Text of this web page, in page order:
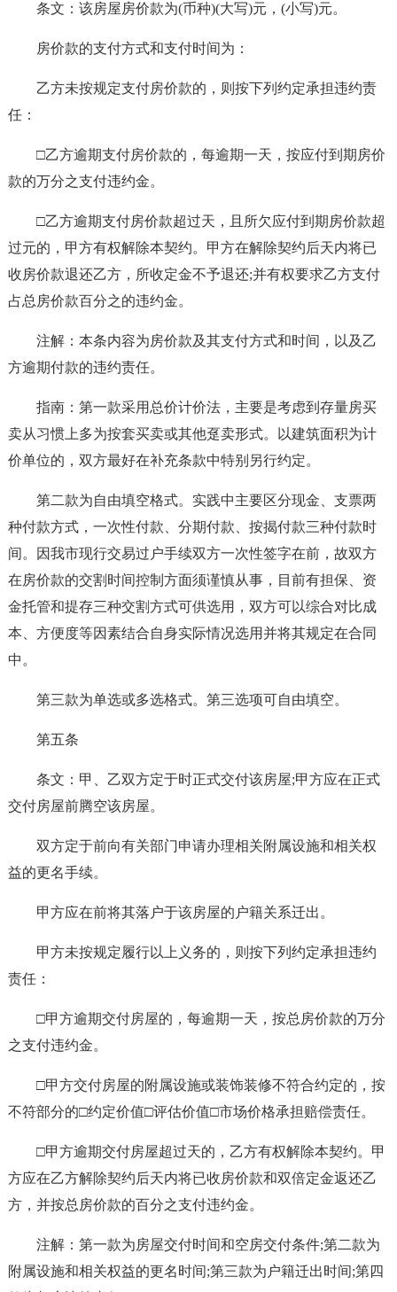
条文：该房屋房价款为(币种)(大写)元，(小写)元。
房价款的支付方式和支付时间为：
乙方未按规定支付房价款的，则按下列约定承担违约责
任：
□乙方逾期支付房价款的，每逾期一天，按应付到期房价
款的万分之支付违约金。
□乙方逾期支付房价款超过天，且所欠应付到期房价款超
过元的，甲方有权解除本契约。甲方在解除契约后天内将已
收房价款退还乙方，所收定金不予退还;并有权要求乙方支付
占总房价款百分之的违约金。
注解：本条内容为房价款及其支付方式和时间，以及乙
方逾期付款的违约责任。
指南：第一款采用总价计价法，主要是考虑到存量房买
卖从习惯上多为按套买卖或其他趸卖形式。以建筑面积为计
价单位的，双方最好在补充条款中特别另行约定。
第二款为自由填空格式。实践中主要区分现金、支票两
种付款方式，一次性付款、分期付款、按揭付款三种付款时
间。因我市现行交易过户手续双方一次性签字在前，故双方
在房价款的交割时间控制方面须谨慎从事，目前有担保、资
金托管和提存三种交割方式可供选用，双方可以综合对比成
本、方便度等因素结合自身实际情况选用并将其规定在合同
中。
第三款为单选或多选格式。第三选项可自由填空。
第五条
条文：甲、乙双方定于时正式交付该房屋;甲方应在正式
交付房屋前腾空该房屋。
双方定于前向有关部门申请办理相关附属设施和相关权
益的更名手续。
甲方应在前将其落户于该房屋的户籍关系迁出。
甲方未按规定履行以上义务的，则按下列约定承担违约
责任：
□甲方逾期交付房屋的，每逾期一天，按总房价款的万分
之支付违约金。
□甲方交付房屋的附属设施或装饰装修不符合约定的，按
不符部分的□约定价值□评估价值□市场价格承担赔偿责任。
□甲方逾期交付房屋超过天的，乙方有权解除本契约。甲
方应在乙方解除契约后天内将已收房价款和双倍定金返还乙
方，并按总房价款的百分之支付违约金。
注解：第一款为房屋交付时间和空房交付条件;第二款为
附属设施和相关权益的更名时间;第三款为户籍迁出时间;第四